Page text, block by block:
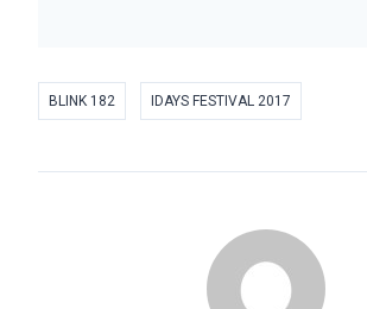
BLINK 182 IDAYS FESTIVAL 2017